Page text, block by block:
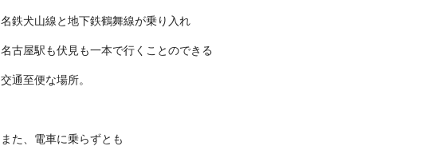
名鉄犬山線と地下鉄鶴舞線が乗り入れ
名古屋駅も伏見も一本で行くことのできる
交通至便な場所。
また、電車に乗らずとも